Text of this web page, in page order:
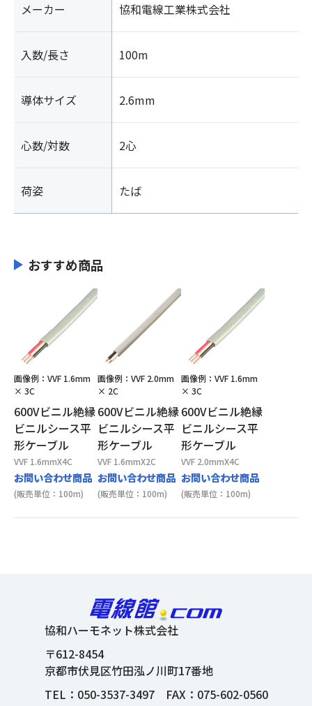
メーカー 協和電線工業株式会社
入数/長さ 100m
導体サイズ 2.6mm
心数/対数 2心
荷姿 たば
おすすめ商品
画像例：VVF 1.6mm
× 3C
600Vビニル絶縁
ビニルシース平
形ケーブル
VVF 1.6mmX4C
お問い合わせ商品
(販売単位：100m)
画像例：VVF 2.0mm
× 2C
600Vビニル絶縁
ビニルシース平
形ケーブル
VVF 1.6mmX2C
お問い合わせ商品
(販売単位：100m)
画像例：VVF 1.6mm
× 3C
600Vビニル絶縁
ビニルシース平
形ケーブル
VVF 2.0mmX4C
お問い合わせ商品
(販売単位：100m)
協和ハーモネット株式会社
〒612-8454
京都市伏見区竹田泓ノ川町17番地
TEL： 050-3537-3497FAX：075-602-0560